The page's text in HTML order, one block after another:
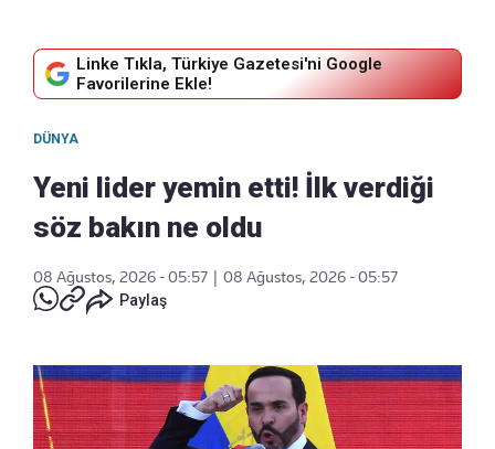
Linke Tıkla, Türkiye Gazetesi'ni Google
Favorilerine Ekle!
DÜNYA
Yeni lider yemin etti! İlk verdiği
söz bakın ne oldu
08 Ağustos, 2026 - 05:57
08 Ağustos, 2026 - 05:57
Paylaş